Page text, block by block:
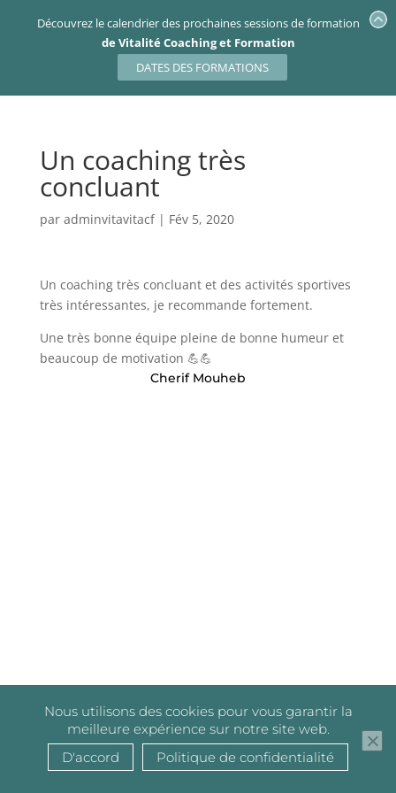
Un coaching très
concluant
par adminvitavitacf| Fév 5, 2020
Un coaching très concluant et des activités sportives
très intéressantes, je recommande fortement.
Une très bonne équipe pleine de bonne humeur et
beaucoup de motivation 💪💪
Cherif Mouheb
Découvrez le calendrier des prochaines sessions de formation
de Vitalité Coaching et Formation
DATES DES FORMATIONS
Nous utilisons des cookies pour vous garantir la
meilleure expérience sur notre site web.
D'accord
Politique de confidentialité